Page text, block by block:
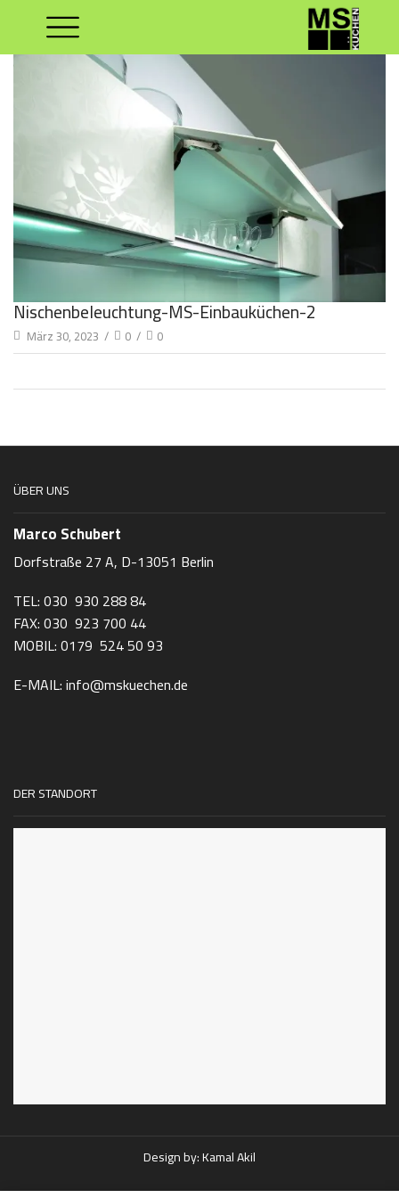
Nischenbeleuchtung-MS-Einbauküchen-2
März 30, 2023 / 0 / 0
ÜBER UNS
Marco Schubert
Dorfstraße 27 A, D-13051 Berlin
TEL: 030 930 288 84
FAX: 030 923 700 44
MOBIL: 0179 524 50 93
E-MAIL: info@mskuechen.de
DER STANDORT
Design by:Kamal Akil